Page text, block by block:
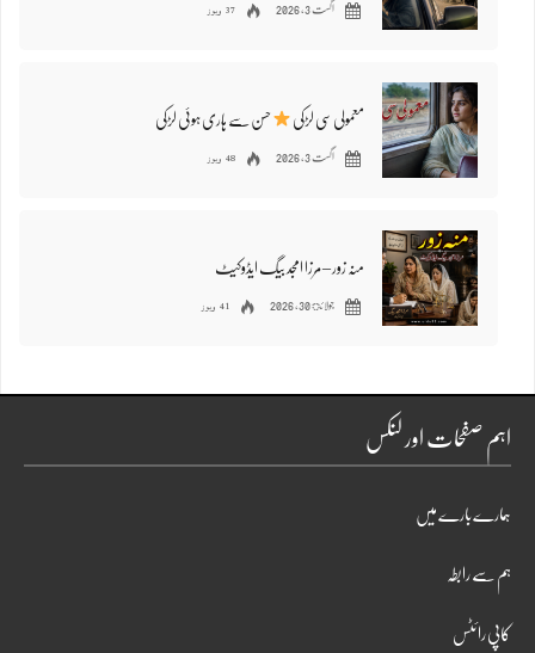
اگست 3, 2026 37 ویوز
معمولی سی لڑکی حسن سے ہاری ہوئی لڑکی
اگست 3, 2026 48 ویوز
منہ زور – مرزا امجد بیگ ایڈوکیٹ
جولائ 30, 2026 41 ویوز
اہم صفحات اور لنکس
ہمارے بارے میں
ہم سے رابطہ
کاپی رائٹس